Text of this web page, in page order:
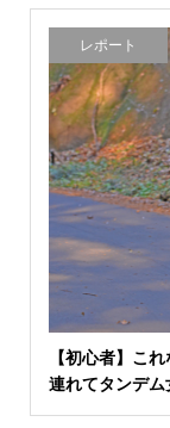
レポート
【初心者】こ
連れてタンデ